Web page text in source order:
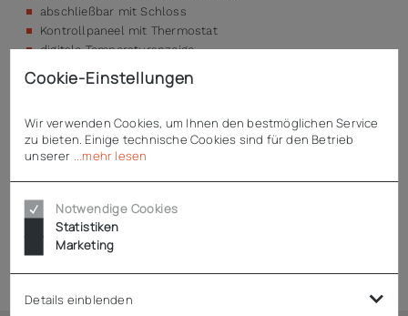
abschließbar mit Schloss
Kontrollpaneel mit Thermostat
digitale Temperaturanzeige
Netzkontrollleuchte
Schnellgefrierschalter
Enthaltenes Zubehör
Technische Daten
Cookie-Einstellungen
Wir verwenden Cookies, um Ihnen den bestmöglichen Service
zu bieten. Einige technische Cookies sind für den Betrieb
unserer
...mehr lesen
Notwendige Cookies
Statistiken
Marketing
Details einblenden